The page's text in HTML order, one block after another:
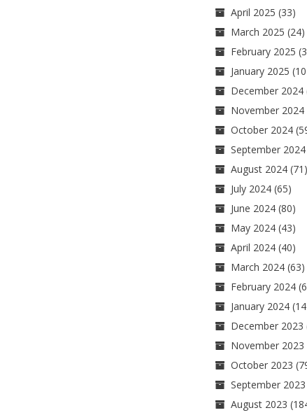
April 2025 (33)
March 2025 (24)
February 2025
January 2025
December 2024
November 2024
October 2024
September 2024
August 2024(71)
July 2024(65)
June 2024(80)
May 2024(43)
April 2024(40)
March 2024(63)
February 2024
January 2024
December 2023
November 2023
October 2023
September 2023
August 2023